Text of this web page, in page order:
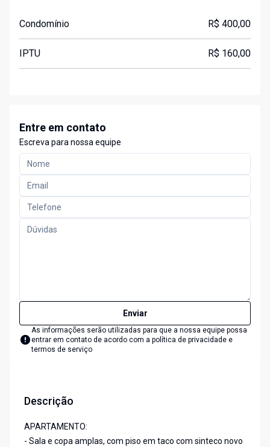
Condomínio R$ 400,00
IPTU R$ 160,00
Entre em contato
Escreva para nossa equipe
Enviar
As informações serão utilizadas para que a nossa equipe possa
entrar em contato de acordo com a política de privacidade e
termos de serviço
Descrição
APARTAMENTO:
- Sala e copa amplas, com piso em taco com sinteco novo